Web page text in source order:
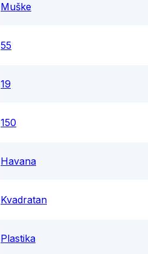
Muške
55
19
150
Havana
Kvadratan
Plastika